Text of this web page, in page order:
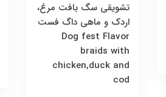
تشویقی سگ بافت مرغ،
اردک و ماهی داگ فست
Dog fest Flavor
braids with
chicken,duck and
cod